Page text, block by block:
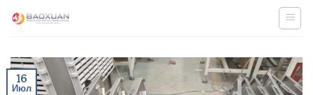
16
Июл